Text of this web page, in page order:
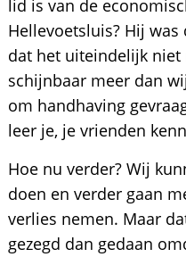
lid is van de
Hellevoetsluis? Hij
dat het uiteindelijk
schijnbaar meer dan
om handhaving
leer je, je vrienden
Hoe nu verder? Wij
doen en verder gaan
verlies nemen. Maar
gezegd dan gedaan